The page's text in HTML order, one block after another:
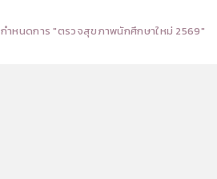
กำหนดการ "ตรวจสุขภาพนักศึกษาใหม่ 2569"